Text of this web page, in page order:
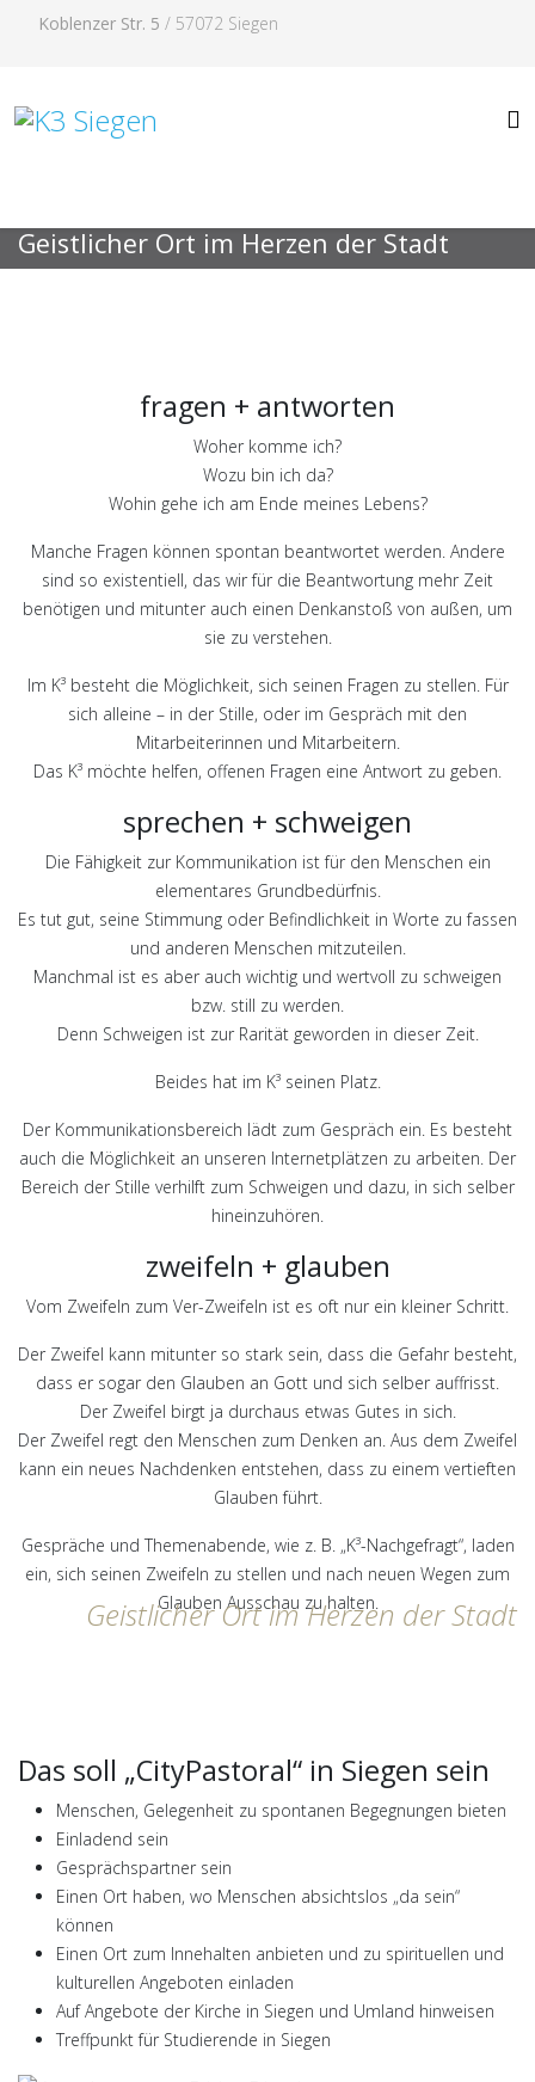
Koblenzer Str. 5 / 57072 Siegen
Geistlicher Ort im Herzen der Stadt
fragen + antworten
Woher komme ich?
Wozu bin ich da?
Wohin gehe ich am Ende meines Lebens?
Manche Fragen können spontan beantwortet werden. Andere
sind so existentiell, das wir für die Beantwortung mehr Zeit
benötigen und mitunter auch einen Denkanstoß von außen, um
sie zu verstehen.
Im K³ besteht die Möglichkeit, sich seinen Fragen zu stellen. Für
sich alleine – in der Stille, oder im Gespräch mit den
Mitarbeiterinnen und Mitarbeitern.
Das K³ möchte helfen, offenen Fragen eine Antwort zu geben.
sprechen + schweigen
Die Fähigkeit zur Kommunikation ist für den Menschen ein
elementares Grundbedürfnis.
Es tut gut, seine Stimmung oder Befindlichkeit in Worte zu fassen
und anderen Menschen mitzuteilen.
Manchmal ist es aber auch wichtig und wertvoll zu schweigen
bzw. still zu werden.
Denn Schweigen ist zur Rarität geworden in dieser Zeit.
Beides hat im K³ seinen Platz.
Der Kommunikationsbereich lädt zum Gespräch ein. Es besteht
auch die Möglichkeit an unseren Internetplätzen zu arbeiten. Der
Bereich der Stille verhilft zum Schweigen und dazu, in sich selber
hineinzuhören.
zweifeln + glauben
Vom Zweifeln zum Ver-Zweifeln ist es oft nur ein kleiner Schritt.
Der Zweifel kann mitunter so stark sein, dass die Gefahr besteht,
dass er sogar den Glauben an Gott und sich selber auffrisst.
Der Zweifel birgt ja durchaus etwas Gutes in sich.
Der Zweifel regt den Menschen zum Denken an. Aus dem Zweifel
kann ein neues Nachdenken entstehen, dass zu einem vertieften
Glauben führt.
Gespräche und Themenabende, wie z. B. „K³-Nachgefragt“, laden
ein, sich seinen Zweifeln zu stellen und nach neuen Wegen zum
Glauben Ausschau zu halten.
Geistlicher Ort im Herzen der Stadt
Das soll „CityPastoral“ in Siegen sein
Menschen, Gelegenheit zu spontanen Begegnungen bieten
Einladend sein
Gesprächspartner sein
Einen Ort haben, wo Menschen absichtslos „da sein“
können
Einen Ort zum Innehalten anbieten und zu spirituellen und
kulturellen Angeboten einladen
Auf Angebote der Kirche in Siegen und Umland hinweisen
Treffpunkt für Studierende in Siegen